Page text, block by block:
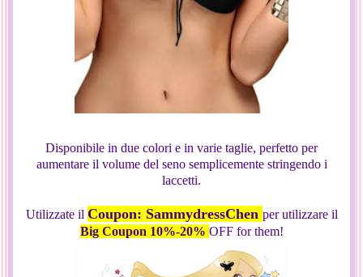
Disponibile in due colori e in varie taglie, perfetto per
aumentare il volume del seno semplicemente stringendo i
laccetti.
Utilizzate il Coupon: SammydressChen per utilizzare il
Big Coupon 10%-20% OFF for them!